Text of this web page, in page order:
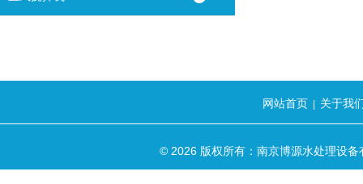
网站首页 关于我
© 2026 版权所有：南京博源水处理设